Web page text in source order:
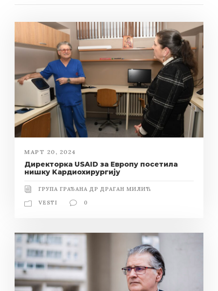
МАРТ 20, 2024
Директорка USAID за Европу посетила
нишку Kардиохирургију
ГРУПА ГРАЂАНА ДР ДРАГАН МИЛИЋ
VESTI
0